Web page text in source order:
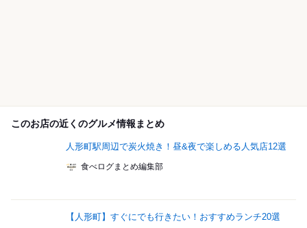
このお店の近くのグルメ情報まとめ
人形町駅周辺で炭火焼き！昼&夜で楽しめる人気店12選
食べログまとめ編集部
【人形町】すぐにでも行きたい！おすすめランチ20選